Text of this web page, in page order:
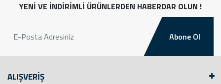
YENİ VE İNDİRİMLİ ÜRÜNLERDEN HABERDAR OLUN !
Abone Ol
ALIŞVERİŞ